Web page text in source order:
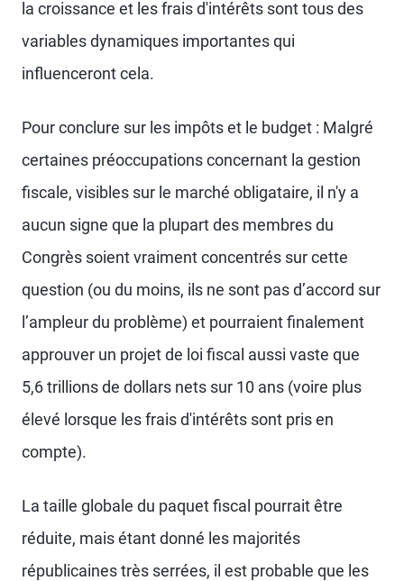
la croissance et les frais d'intérêts sont tous des
variables dynamiques importantes qui
influenceront cela.
Pour conclure sur les impôts et le budget : Malgré
certaines préoccupations concernant la gestion
fiscale, visibles sur le marché obligataire, il n'y a
aucun signe que la plupart des membres du
Congrès soient vraiment concentrés sur cette
question (ou du moins, ils ne sont pas d’accord sur
l’ampleur du problème) et pourraient finalement
approuver un projet de loi fiscal aussi vaste que
5,6 trillions de dollars nets sur 10 ans (voire plus
élevé lorsque les frais d'intérêts sont pris en
compte).
La taille globale du paquet fiscal pourrait être
réduite, mais étant donné les majorités
républicaines très serrées, il est probable que les